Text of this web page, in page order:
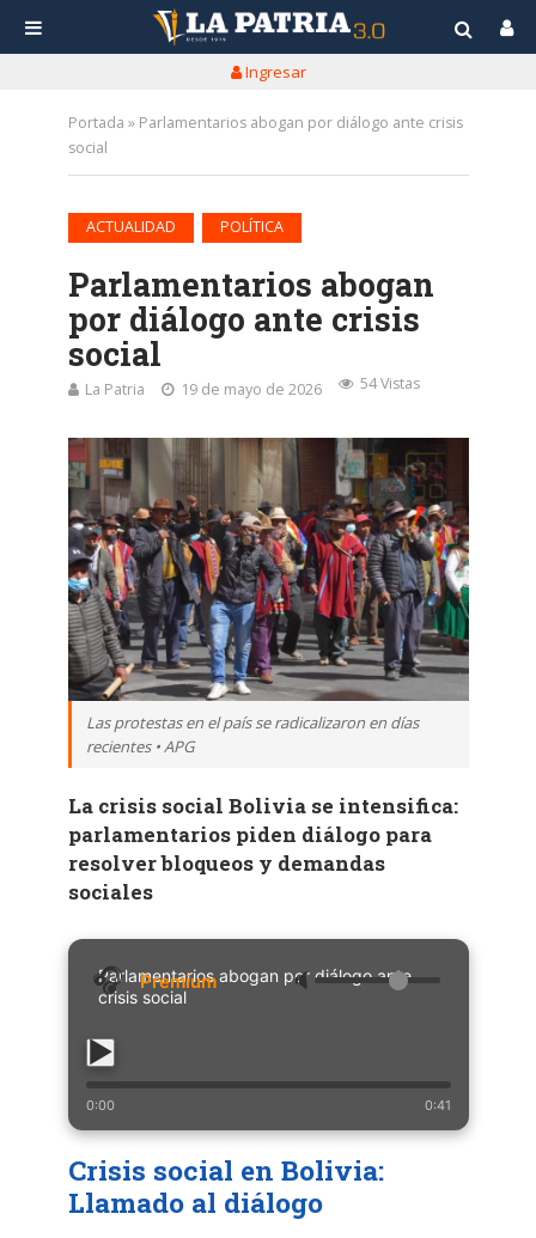
Ingresar
Portada » Parlamentarios abogan por diálogo ante crisis
social
ACTUALIDAD POLÍTICA
Parlamentarios abogan
por diálogo ante crisis
social
La Patria 19 de mayo de 2026 54 Vistas
Las protestas en el país se radicalizaron en días
recientes • APG
La crisis social Bolivia se intensifica:
parlamentarios piden diálogo para
resolver bloqueos y demandas
sociales
Parlamentarios abogan por diálogo ante
crisis social
🔈
0:00 0:41
Crisis social en Bolivia:
Llamado al diálogo